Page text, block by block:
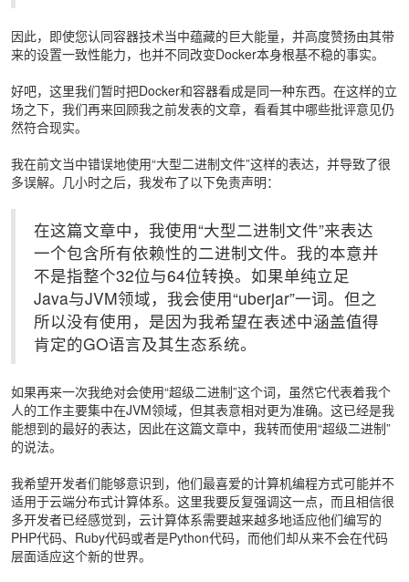
因此，即使您认同容器技术当中蕴藏的巨大能量，并高度赞扬由其带
来的设置一致性能力，也并不同改变Docker本身根基不稳的事实。
好吧，这里我们暂时把Docker和容器看成是同一种东西。在这样的立
场之下，我们再来回顾我之前发表的文章，看看其中哪些批评意见仍
然符合现实。
我在前文当中错误地使用“大型二进制文件”这样的表达，并导致了很
多误解。几小时之后，我发布了以下免责声明：
在这篇文章中，我使用“大型二进制文件”来表达
一个包含所有依赖性的二进制文件。我的本意并
不是指整个32位与64位转换。如果单纯立足
Java与JVM领域，我会使用“uberjar”一词。但之
所以没有使用，是因为我希望在表述中涵盖值得
肯定的GO语言及其生态系统。
如果再来一次我绝对会使用“超级二进制”这个词，虽然它代表着我个
人的工作主要集中在JVM领域，但其表意相对更为准确。这已经是我
能想到的最好的表达，因此在这篇文章中，我转而使用“超级二进制”
的说法。
我希望开发者们能够意识到，他们最喜爱的计算机编程方式可能并不
适用于云端分布式计算体系。这里我要反复强调这一点，而且相信很
多开发者已经感觉到，云计算体系需要越来越多地适应他们编写的
PHP代码、Ruby代码或者是Python代码，而他们却从来不会在代码
层面适应这个新的世界。